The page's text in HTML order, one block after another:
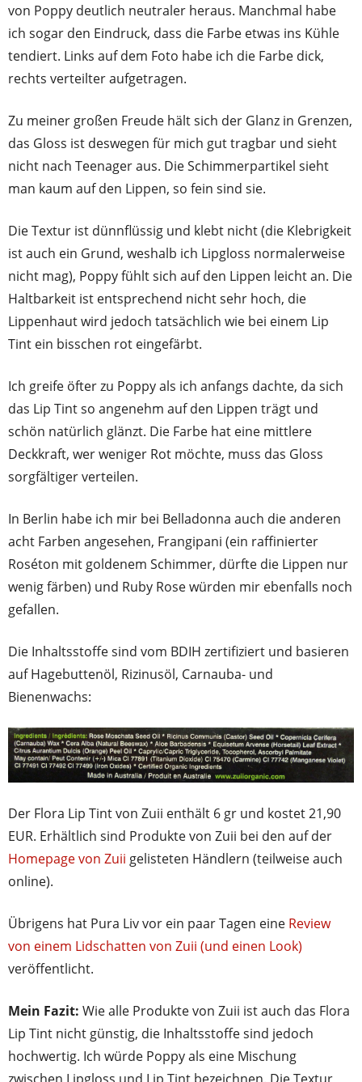
von Poppy deutlich neutraler heraus. Manchmal habe
ich sogar den Eindruck, dass die Farbe etwas ins Kühle
tendiert. Links auf dem Foto habe ich die Farbe dick,
rechts verteilter aufgetragen.
Zu meiner großen Freude hält sich der Glanz in Grenzen,
das Gloss ist deswegen für mich gut tragbar und sieht
nicht nach Teenager aus. Die Schimmerpartikel sieht
man kaum auf den Lippen, so fein sind sie.
Die Textur ist dünnflüssig und klebt nicht (die Klebrigkeit
ist auch ein Grund, weshalb ich Lipgloss normalerweise
nicht mag), Poppy fühlt sich auf den Lippen leicht an. Die
Haltbarkeit ist entsprechend nicht sehr hoch, die
Lippenhaut wird jedoch tatsächlich wie bei einem Lip
Tint ein bisschen rot eingefärbt.
Ich greife öfter zu Poppy als ich anfangs dachte, da sich
das Lip Tint so angenehm auf den Lippen trägt und
schön natürlich glänzt. Die Farbe hat eine mittlere
Deckkraft, wer weniger Rot möchte, muss das Gloss
sorgfältiger verteilen.
In Berlin habe ich mir bei Belladonna auch die anderen
acht Farben angesehen, Frangipani (ein raffinierter
Roséton mit goldenem Schimmer, dürfte die Lippen nur
wenig färben) und Ruby Rose würden mir ebenfalls noch
gefallen.
Die Inhaltsstoffe sind vom BDIH zertifiziert und basieren
auf Hagebuttenöl, Rizinusöl, Carnauba- und
Bienenwachs:
Der Flora Lip Tint von Zuii enthält 6 gr und kostet 21,90
EUR. Erhältlich sind Produkte von Zuii bei den auf der
Homepage von Zuii gelisteten Händlern (teilweise auch
online).
Übrigens hat Pura Liv vor ein paar Tagen eine Review
von einem Lidschatten von Zuii (und einen Look)
veröffentlicht.
Mein Fazit: Wie alle Produkte von Zuii ist auch das Flora
Lip Tint nicht günstig, die Inhaltsstoffe sind jedoch
hochwertig. Ich würde Poppy als eine Mischung